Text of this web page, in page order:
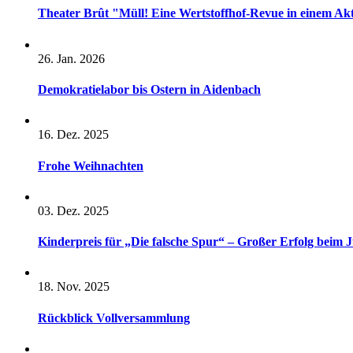
Theater Brût "Müll! Eine Wertstoffhof-Revue in einem
26. Jan. 2026
Demokratielabor bis Ostern in Aidenbach
16. Dez. 2025
Frohe Weihnachten
03. Dez. 2025
Kinderpreis für „Die falsche Spur“ – Großer Erfolg beim
18. Nov. 2025
Rückblick Vollversammlung